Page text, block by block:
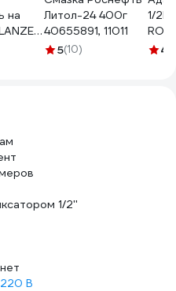
на
Литол-24 400г
40655891, 11011
5(10)
1/
4.9
1/2''
нет
220 В